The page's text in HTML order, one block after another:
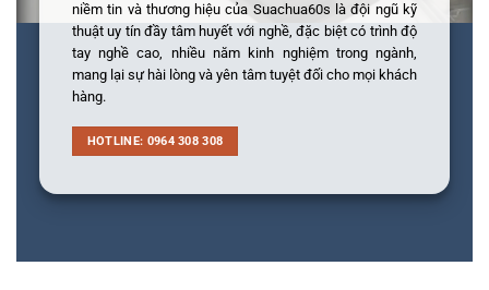
niềm tin và thương hiệu của Suachua60s là đội ngũ kỹ
thuật uy tín đầy tâm huyết với nghề, đặc biệt có trình độ
tay nghề cao, nhiều năm kinh nghiệm trong ngành,
mang lại sự hài lòng và yên tâm tuyệt đối cho mọi khách
hàng.
HOTLINE: 0964 308 308